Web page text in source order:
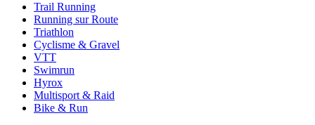
Trail Running
Running sur Route
Triathlon
Cyclisme & Gravel
VTT
Swimrun
Hyrox
Multisport & Raid
Bike & Run